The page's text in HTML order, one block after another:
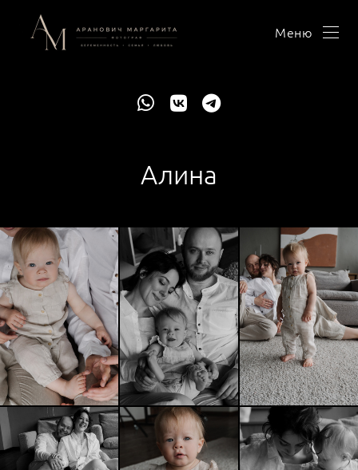
Меню
Алина